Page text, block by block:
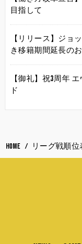
目指して
【リリース】ジョ
き移籍期間延長の
【御礼】祝3周年
ド
HOME リーグ戦順位